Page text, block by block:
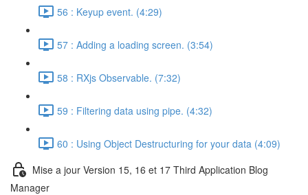
56 : Keyup event. (4:29)
57 : Adding a loading screen. (3:54)
58 : RXjs Observable. (7:32)
59 : Filtering data using pipe. (4:32)
60 : Using Object Destructuring for your data (4:09)
Mise a jour Version 15, 16 et 17 Third Application Blog
Manager